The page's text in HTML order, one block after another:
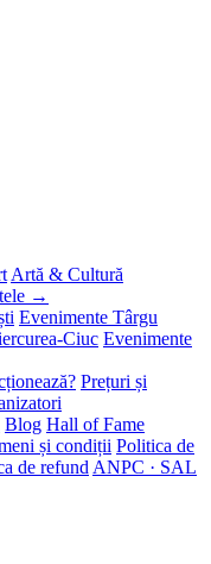
Artă & Cultură
→
Evenimente Târgu
Ciuc Evenimente
Prețuri și
Blog Hall of Fame
și condiții Politica de
de refund ANPC · SAL